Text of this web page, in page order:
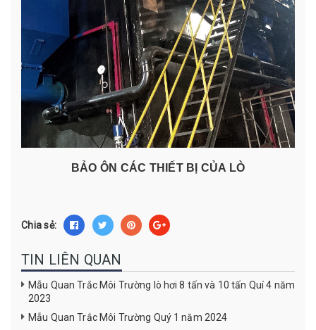
BẢO ÔN CÁC THIẾT BỊ CỦA LÒ
Chia sẻ:
TIN LIÊN QUAN
Mẫu Quan Trắc Môi Trường lò hơi 8 tấn và 10 tấn Quí 4 năm
2023
Mẫu Quan Trắc Môi Trường Quý 1 năm 2024